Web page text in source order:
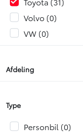
Volvo 0
VW 0
Afdeling
Type
Personbil 0